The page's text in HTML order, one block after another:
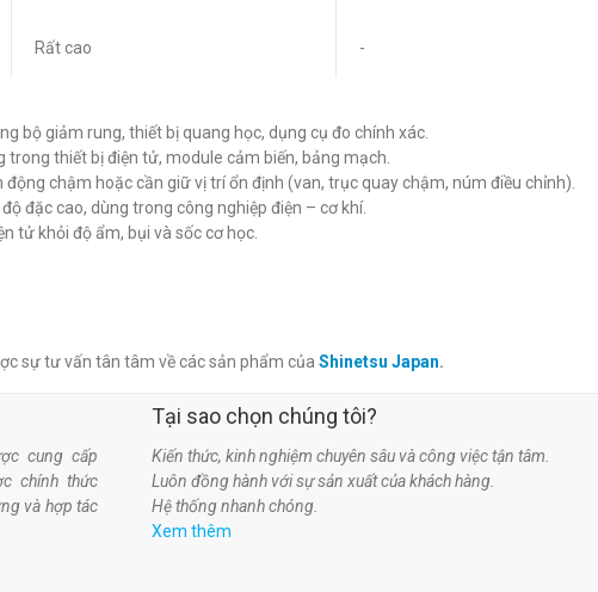
Rất cao -
bộ giảm rung, thiết bị quang học, dụng cụ đo chính xác.
thiết bị điện tử, module cảm biến, bảng mạch.
chậm hoặc cần giữ vị trí ổn định (van, trục quay chậm, núm điều chỉnh).
đặc cao, dùng trong công nghiệp điện – cơ khí.
tử khỏi độ ẩm, bụi và sốc cơ học.
sự tư vấn tân tâm về các sản phẩm của Shinetsu Japan.
cung cấp
chính thức
và hợp tác
Tại sao chọn chúng tôi?
Kiến thức, kinh nghiệm chuyên sâu và công việc tận tâm.
Luôn đồng hành với sự sản xuất của khách hàng.
Hệ thống nhanh chóng.
Xem thêm